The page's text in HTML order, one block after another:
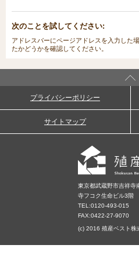
次のことを試してください:
アドレスバーにページアドレスを入力した
たかどうかを確認してください。
プライバシーポリシー
サイトマップ
東京都武蔵野市吉祥寺
寺フコク生命ビル3階
TEL:0120-493-015
FAX:0422-27-9070
(c) 2016 殖産ベスト株